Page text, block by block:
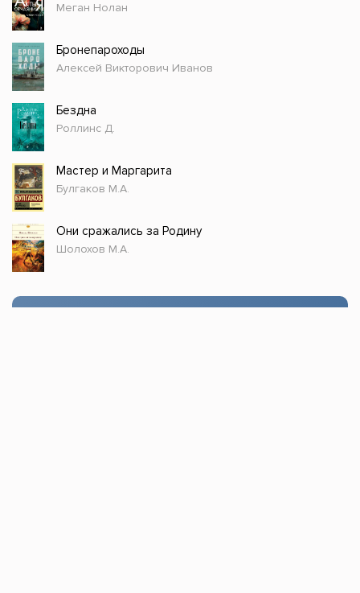
Меган Нолан
Бронепароходы
Алексей Викторович Иванов
Бездна
Роллинс Д.
Мастер и Маргарита
Булгаков М.А.
Они сражались за Родину
Шолохов М.А.